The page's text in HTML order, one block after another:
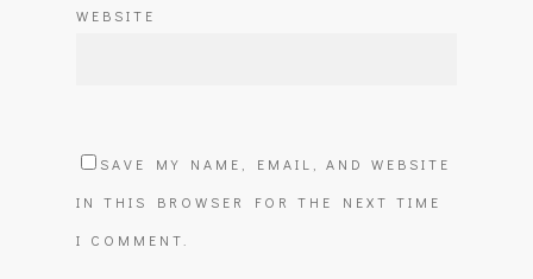
WEBSITE
SAVE MY NAME, EMAIL, AND WEBSITE
IN THIS BROWSER FOR THE NEXT TIME
I COMMENT.